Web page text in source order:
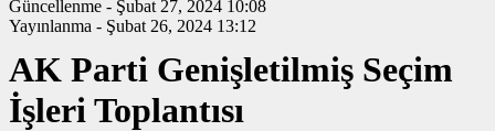
Güncellenme - Şubat 27, 2024 10:08
Yayınlanma - Şubat 26, 2024 13:12
AK Parti Genişletilmiş Seçim
İşleri Toplantısı